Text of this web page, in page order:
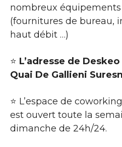
nombreux équipements
(fournitures de bureau,
haut débit …)
⭐ L’adresse de
Quai De Gallieni
⭐ L’espace de
est ouvert toute la
dimanche de 24h/24.